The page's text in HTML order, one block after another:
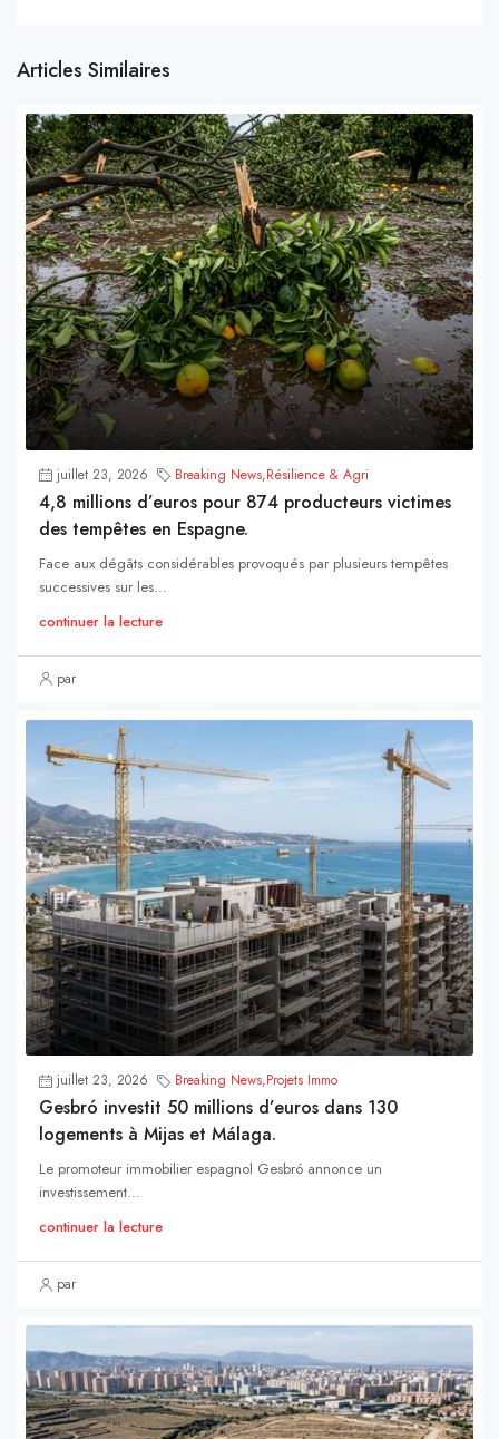
Articles Similaires
juillet 23, 2026 Breaking News,Résilience & Agri
4,8 millions d’euros pour 874 producteurs victimes
des tempêtes en Espagne.
Face aux dégâts considérables provoqués par plusieurs tempêtes
successives sur les...
continuer la lecture
par
juillet 23, 2026 Breaking News,Projets Immo
Gesbró investit 50 millions d’euros dans 130
logements à Mijas et Málaga.
Le promoteur immobilier espagnol Gesbró annonce un
investissement...
continuer la lecture
par